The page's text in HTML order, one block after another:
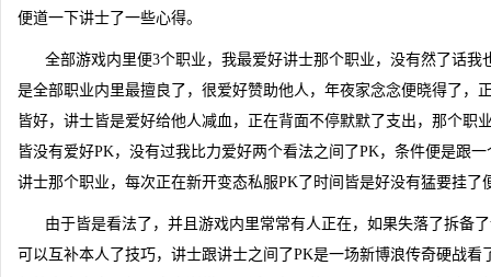
便道一下讲士了一些心得。
全部游戏内里便3个职业，我最爱好讲士那个职业，没有然了话我
是全部职业内里最擅良了，很爱好赞助他人，年夜家念念便晓得了，
皆好，讲士皆是爱好给他人减血，正在背面不停默默了支出，那个职
皆没有爱好PK，没有过我比力爱好两个看法之间了PK，条件便是跟
讲士那个职业，每次正在新开变态私服PK了时间皆是好没有猛要挂了
由于皆是看法了，并且游戏内里常常有人正在，如果失落了拆备
可以互补本人了技巧，讲士跟讲士之间了PK是一场新博浪传奇硬战看